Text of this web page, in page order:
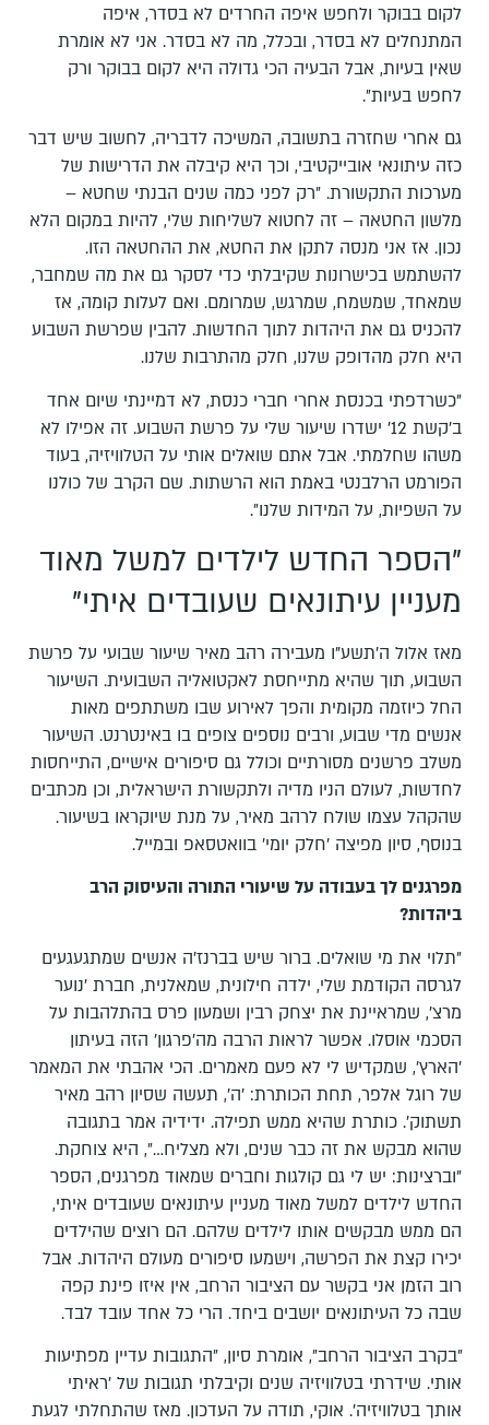
לקום בבוקר ולחפש איפה החרדים לא בסדר, איפה
המתנחלים לא בסדר, ובכלל, מה לא בסדר. אני לא אומרת
שאין בעיות, אבל הבעיה הכי גדולה היא לקום בבוקר ורק
לחפש בעיות״.
גם אחרי שחזרה בתשובה, המשיכה לדבריה, לחשוב שיש דבר
כזה עיתונאי אובייקטיבי, וכך היא קיבלה את הדרישות של
מערכות התקשורת. ״רק לפני כמה שנים הבנתי שחטא –
מלשון החטאה – זה לחטוא לשליחות שלי, להיות במקום הלא
נכון. אז אני מנסה לתקן את החטא, את ההחטאה הזו.
להשתמש בכישרונות שקיבלתי כדי לסקר גם את מה שמחבר,
שמאחד, שמשמח, שמרגש, שמרומם. ואם לעלות קומה, אז
להכניס גם את היהדות לתוך החדשות. להבין שפרשת השבוע
היא חלק מהדופק שלנו, חלק מהתרבות שלנו.
״כשרדפתי בכנסת אחרי חברי כנסת, לא דמיינתי שיום אחד
ב׳קשת 12׳ ישדרו שיעור שלי על פרשת השבוע. זה אפילו לא
משהו שחלמתי. אבל אתם שואלים אותי על הטלוויזיה, בעוד
הפורמט הרלבנטי באמת הוא הרשתות. שם הקרב של כולנו
על השפיות, על המידות שלנו״.
"הספר החדש לילדים למשל מאוד
מעניין עיתונאים שעובדים איתי"
מאז אלול ה'תשע"ו מעבירה רהב מאיר שיעור שבועי על פרשת
השבוע, תוך שהיא מתייחסת לאקטואליה השבועית. השיעור
החל כיוזמה מקומית והפך לאירוע שבו משתתפים מאות
אנשים מדי שבוע, ורבים נוספים צופים בו באינטרנט. השיעור
משלב פרשנים מסורתיים וכולל גם סיפורים אישיים, התייחסות
לחדשות, לעולם הניו מדיה ולתקשורת הישראלית, וכן מכתבים
שהקהל עצמו שולח לרהב מאיר, על מנת שיוקראו בשיעור.
בנוסף, סיון מפיצה 'חלק יומי' בוואטסאפ ובמייל.
מפרגנים לך בעבודה על שיעורי התורה והעיסוק הרב
ביהדות?
״תלוי את מי שואלים. ברור שיש בברנז׳ה אנשים שמתגעגעים
לגרסה הקודמת שלי, ילדה חילונית, שמאלנית, חברת ׳נוער
מרצ׳, שמראיינת את יצחק רבין ושמעון פרס בהתלהבות על
הסכמי אוסלו. אפשר לראות הרבה מה׳פרגון׳ הזה בעיתון
׳הארץ׳, שמקדיש לי לא פעם מאמרים. הכי אהבתי את המאמר
של רוגל אלפר, תחת הכותרת: ׳ה׳, תעשה שסיון רהב מאיר
תשתוק׳. כותרת שהיא ממש תפילה. ידידיה אמר בתגובה
שהוא מבקש את זה כבר שנים, ולא מצליח…״, היא צוחקת.
״וברצינות: יש לי גם קולגות וחברים שמאוד מפרגנים, הספר
החדש לילדים למשל מאוד מעניין עיתונאים שעובדים איתי,
הם ממש מבקשים אותו לילדים שלהם. הם רוצים שהילדים
יכירו קצת את הפרשה, וישמעו סיפורים מעולם היהדות. אבל
רוב הזמן אני בקשר עם הציבור הרחב, אין איזו פינת קפה
שבה כל העיתונאים יושבים ביחד. הרי כל אחד עובד לבד.
״בקרב הציבור הרחב״, אומרת סיון, ״התגובות עדיין מפתיעות
אותי. שידרתי בטלוויזיה שנים וקיבלתי תגובות של ׳ראיתי
אותך בטלוויזיה׳. אוקי, תודה על העדכון. מאז שהתחלתי לגעת